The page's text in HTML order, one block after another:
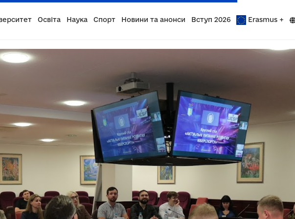
Освіта Наука Спорт Новини та анонси Вступ 2026 Erasmus +